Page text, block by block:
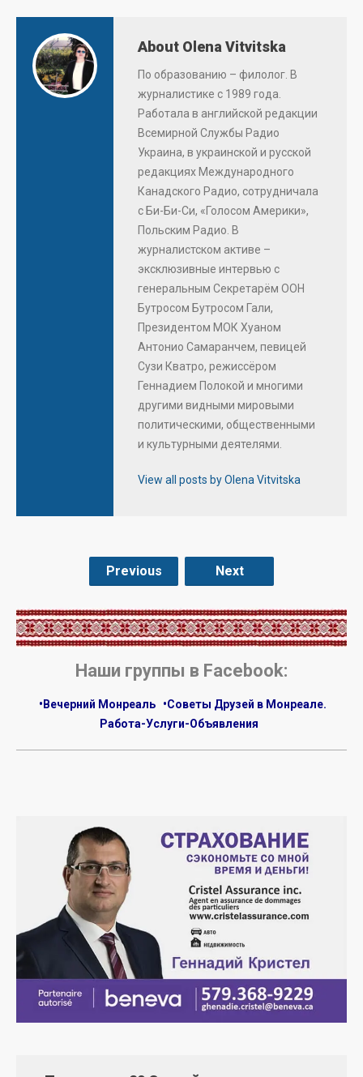
About Olena Vitvitska
По образованию – филолог. В
журналистике с 1989 года.
Работала в английской редакции
Всемирной Службы Радио
Украина, в украинской и русской
редакциях Международного
Канадского Радио, сотрудничала
с Би-Би-Си, «Голосом Америки»,
Польским Радио. В
журналистском активе –
эксклюзивные интервью с
генеральным Секретарём ООН
Бутросом Бутросом Гали,
Президентом МОК Хуаном
Антонио Самаранчем, певицей
Сузи Кватро, режиссёром
Геннадием Полокой и многими
другими видными мировыми
политическими, общественными
и культурными деятелями.
View all posts by Olena Vitvitska
Previous Next
.
Наши группы в Facebook:
•Вечерний Монреаль
•Советы Друзей в Монреале.
Работа-Услуги-Объявления